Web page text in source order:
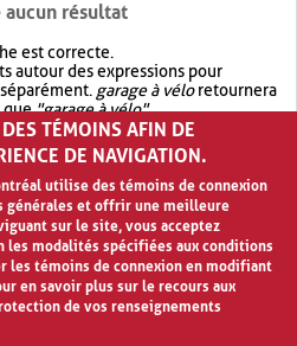
aucun résultat
est correcte.
autour des expressions pour
garage à véloretournera
que"garage à vélo".
recherche avec OR.garage OR vélo
de résultat quegarage à vélo
TÉMOINS AFIN DE
DE NAVIGATION.
utilise des témoins de connexion
générales et offrir une meilleure
sur le site, vous acceptez
les modalités spécifiées aux conditions
les témoins de connexion en modifiant
en savoir plus sur le recours aux
de vos renseignements